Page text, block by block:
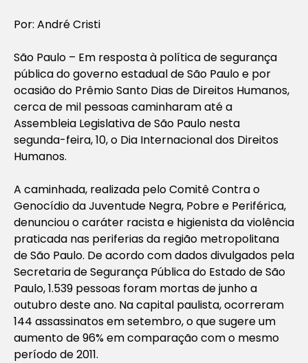
Por: André Cristi
São Paulo – Em resposta à política de segurança
pública do governo estadual de São Paulo e por
ocasião do Prêmio Santo Dias de Direitos Humanos,
cerca de mil pessoas caminharam até a
Assembleia Legislativa de São Paulo nesta
segunda-feira, 10, o Dia Internacional dos Direitos
Humanos.
A caminhada, realizada pelo Comitê Contra o
Genocídio da Juventude Negra, Pobre e Periférica,
denunciou o caráter racista e higienista da violência
praticada nas periferias da região metropolitana
de São Paulo. De acordo com dados divulgados pela
Secretaria de Segurança Pública do Estado de São
Paulo, 1.539 pessoas foram mortas de junho a
outubro deste ano. Na capital paulista, ocorreram
144 assassinatos em setembro, o que sugere um
aumento de 96% em comparação com o mesmo
período de 2011.